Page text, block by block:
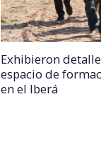
Exhibieron
espacio de
en el Iberá